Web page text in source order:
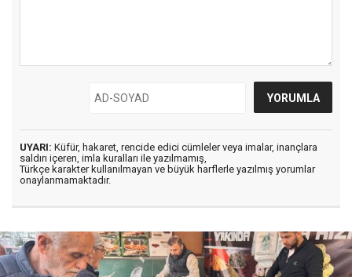
UYARI: Küfür, hakaret, rencide edici cümleler veya imalar, inançlara
saldırı içeren, imla kuralları ile yazılmamış,
Türkçe karakter kullanılmayan ve büyük harflerle yazılmış yorumlar
onaylanmamaktadır.